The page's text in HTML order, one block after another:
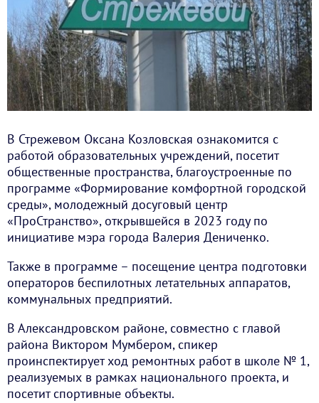
В Стрежевом Оксана Козловская ознакомится с
работой образовательных учреждений, посетит
общественные пространства, благоустроенные по
программе «Формирование комфортной городской
среды», молодежный досуговый центр
«ПроСтранство», открывшейся в 2023 году по
инициативе мэра города Валерия Дениченко.
Также в программе – посещение центра подготовки
операторов беспилотных летательных аппаратов,
коммунальных предприятий.
В Александровском районе, совместно с главой
района Виктором Мумбером, спикер
проинспектирует ход ремонтных работ в школе № 1,
реализуемых в рамках национального проекта, и
посетит спортивные объекты.